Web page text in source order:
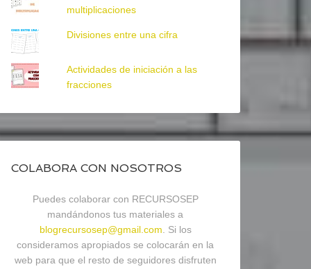
multiplicaciones
Divisiones entre una cifra
Actividades de iniciación a las
fracciones
COLABORA CON NOSOTROS
Puedes colaborar con RECURSOSEP
mandándonos tus materiales a
blogrecursosep@gmail.com . Si los
consideramos apropiados se colocarán en la
web para que el resto de seguidores disfruten